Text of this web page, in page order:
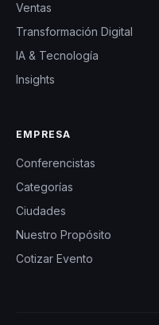
Ventas
Transformación Digital
IA & Tecnología
Insights
EMPRESA
Conferencistas
Categorías
Ciudades
Nuestro Propósito
Cotizar Evento